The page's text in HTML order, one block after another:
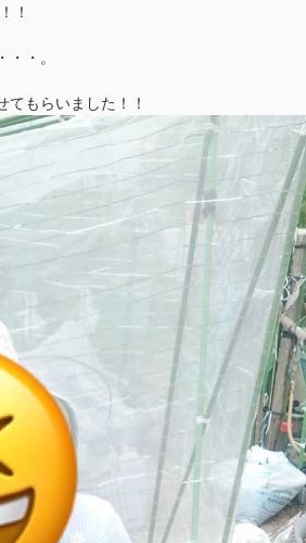
！
・。
もらいました！！